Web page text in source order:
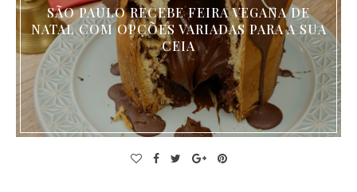
SÃO PAULO RECEBE FEIRA VEGANA DE
NATAL COM OPÇÕES VARIADAS PARA A SUA
CEIA